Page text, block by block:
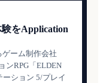
をApplication
ゲーム制作会社
ンRPG「ELDEN
ション 5/プレイ